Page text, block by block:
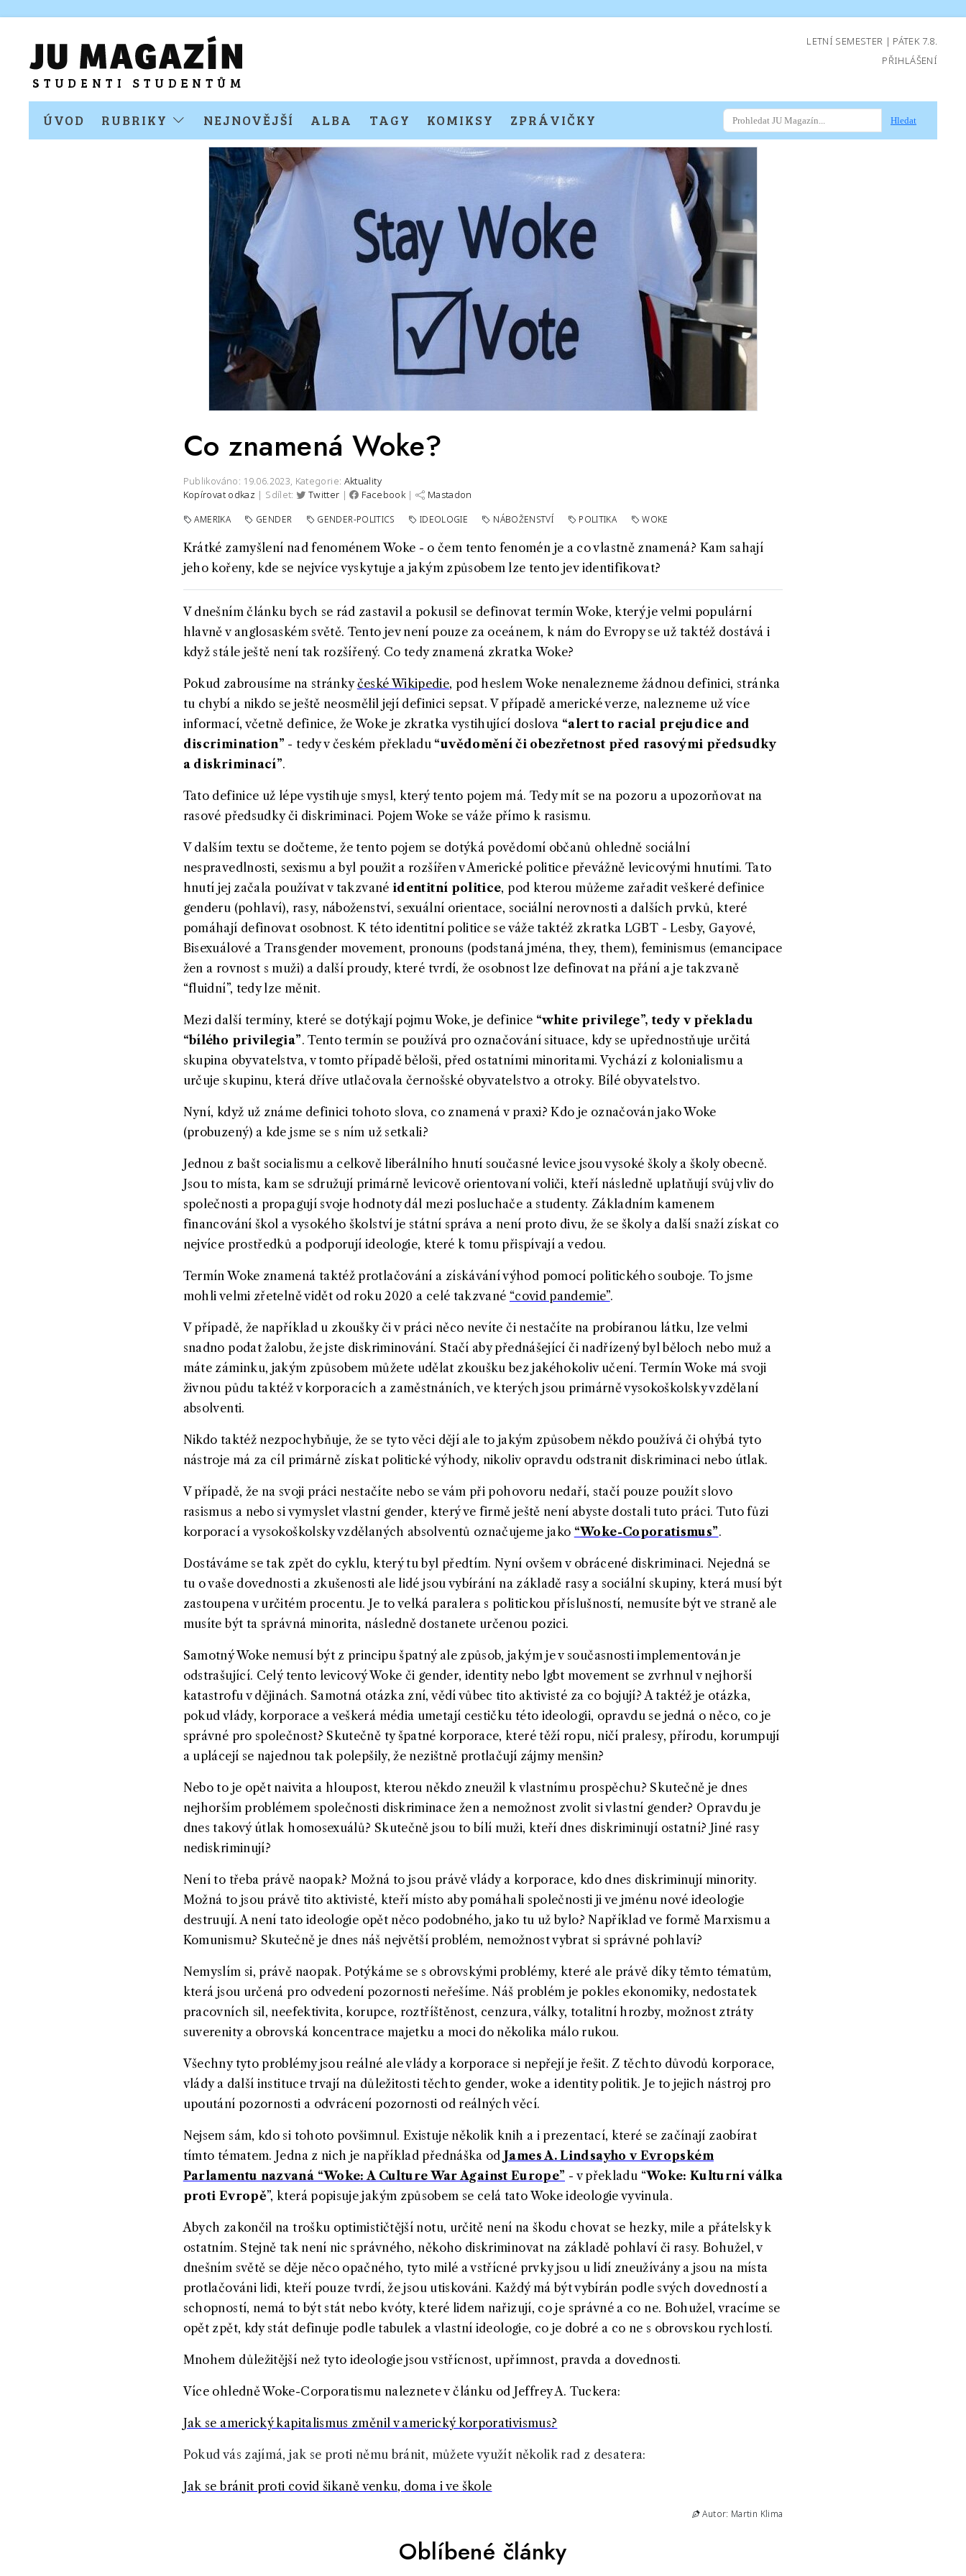
LETNÍ SEMESTER | PÁTEK 7.8.
PŘIHLÁŠENÍ
ÚVOD RUBRIKY NEJNOVĚJŠÍ ALBA TAGY KOMIKSY ZPRÁVIČKY Hledat
Co znamená Woke?
Publikováno: 19.06.2023, Kategorie: Aktuality
Kopírovat odkaz | Sdílet: Twitter | Facebook | Mastadon
AMERIKA GENDER GENDER-POLITICS IDEOLOGIE NÁBOŽENSTVÍ POLITIKA WOKE
Krátké zamyšlení nad fenoménem Woke - o čem tento fenomén je a co vlastně znamená? Kam sahají
jeho kořeny, kde se nejvíce vyskytuje a jakým způsobem lze tento jev identifikovat?
V dnešním článku bych se rád zastavil a pokusil se definovat termín Woke, který je velmi populární
hlavně v anglosaském světě. Tento jev není pouze za oceánem, k nám do Evropy se už taktéž dostává i
když stále ještě není tak rozšířený. Co tedy znamená zkratka Woke?
Pokud zabrousíme na stránkyčeské Wikipedie, pod heslem Woke nenalezneme žádnou definici, stránka
tu chybí a nikdo se ještě neosmělil její definici sepsat. V případě americké verze, nalezneme už více
informací, včetně definice, že Woke je zkratka vystihující doslova “alert to racial prejudice and
discrimination” - tedy v českém překladu “uvědomění či obezřetnost před rasovými předsudky
a diskriminací”.
Tato definice už lépe vystihuje smysl, který tento pojem má. Tedy mít se na pozoru a upozorňovat na
rasové předsudky či diskriminaci. Pojem Woke se váže přímo k rasismu.
V dalším textu se dočteme, že tento pojem se dotýká povědomí občanů ohledně sociální
nespravedlnosti, sexismu a byl použit a rozšířen v Americké politice převážně levicovými hnutími. Tato
hnutí jej začala používat v takzvané identitní politice, pod kterou můžeme zařadit veškeré definice
genderu (pohlaví), rasy, náboženství, sexuální orientace, sociální nerovnosti a dalších prvků, které
pomáhají definovat osobnost. K této identitní politice se váže taktéž zkratka LGBT - Lesby, Gayové,
Bisexuálové a Transgender movement, pronouns (podstaná jména, they, them), feminismus (emancipace
žen a rovnost s muži) a další proudy, které tvrdí, že osobnost lze definovat na přání a je takzvaně
“fluidní”, tedy lze měnit.
Mezi další termíny, které se dotýkají pojmu Woke, je definice “white privilege”, tedy v překladu
“bílého privilegia”. Tento termín se používá pro označování situace, kdy se upřednostňuje určitá
skupina obyvatelstva, v tomto případě běloši, před ostatními minoritami. Vychází z kolonialismu a
určuje skupinu, která dříve utlačovala černošské obyvatelstvo a otroky. Bílé obyvatelstvo.
Nyní, když už známe definici tohoto slova, co znamená v praxi? Kdo je označován jako Woke
(probuzený) a kde jsme se s ním už setkali?
Jednou z bašt socialismu a celkově liberálního hnutí současné levice jsou vysoké školy a školy obecně.
Jsou to místa, kam se sdružují primárně levicově orientovaní voliči, kteří následně uplatňují svůj vliv do
společnosti a propagují svoje hodnoty dál mezi posluchače a studenty. Základním kamenem
financování škol a vysokého školství je státní správa a není proto divu, že se školy a další snaží získat co
nejvíce prostředků a podporují ideologie, které k tomu přispívají a vedou.
Termín Woke znamená taktéž protlačování a získávání výhod pomocí politického souboje. To jsme
mohli velmi zřetelně vidět od roku 2020 a celé takzvané “covid pandemie”.
V případě, že například u zkoušky či v práci něco nevíte či nestačíte na probíranou látku, lze velmi
snadno podat žalobu, že jste diskriminování. Stačí aby přednášející či nadřízený byl běloch nebo muž a
máte záminku, jakým způsobem můžete udělat zkoušku bez jakéhokoliv učení. Termín Woke má svoji
živnou půdu taktéž v korporacích a zaměstnáních, ve kterých jsou primárně vysokoškolsky vzdělaní
absolventi.
Nikdo taktéž nezpochybňuje, že se tyto věci dějí ale to jakým způsobem někdo používá či ohýbá tyto
nástroje má za cíl primárně získat politické výhody, nikoliv opravdu odstranit diskriminaci nebo útlak.
V případě, že na svoji práci nestačíte nebo se vám při pohovoru nedaří, stačí pouze použít slovo
rasismus a nebo si vymyslet vlastní gender, který ve firmě ještě není abyste dostali tuto práci. Tuto fůzi
korporací a vysokoškolsky vzdělaných absolventů označujeme jako “Woke-Coporatismus”.
Dostáváme se tak zpět do cyklu, který tu byl předtím. Nyní ovšem v obrácené diskriminaci. Nejedná se
tu o vaše dovednosti a zkušenosti ale lidé jsou vybírání na základě rasy a sociální skupiny, která musí být
zastoupena v určitém procentu. Je to velká paralera s politickou příslušností, nemusíte být ve straně ale
musíte být ta správná minorita, následně dostanete určenou pozici.
Samotný Woke nemusí být z principu špatný ale způsob, jakým je v současnosti implementován je
odstrašující. Celý tento levicový Woke či gender, identity nebo lgbt movement se zvrhnul v nejhorší
katastrofu v dějinách. Samotná otázka zní, vědí vůbec tito aktivisté za co bojují? A taktéž je otázka,
pokud vlády, korporace a veškerá média umetají cestičku této ideologii, opravdu se jedná o něco, co je
správné pro společnost? Skutečně ty špatné korporace, které těží ropu, ničí pralesy, přírodu, korumpují
a uplácejí se najednou tak polepšily, že nezištně protlačují zájmy menšin?
Nebo to je opět naivita a hloupost, kterou někdo zneužil k vlastnímu prospěchu? Skutečně je dnes
nejhorším problémem společnosti diskriminace žen a nemožnost zvolit si vlastní gender? Opravdu je
dnes takový útlak homosexuálů? Skutečně jsou to bílí muži, kteří dnes diskriminují ostatní? Jiné rasy
nediskriminují?
Není to třeba právě naopak? Možná to jsou právě vlády a korporace, kdo dnes diskriminují minority.
Možná to jsou právě tito aktivisté, kteří místo aby pomáhali společnosti ji ve jménu nové ideologie
destruují. A není tato ideologie opět něco podobného, jako tu už bylo? Například ve formě Marxismu a
Komunismu? Skutečně je dnes náš největší problém, nemožnost vybrat si správné pohlaví?
Nemyslím si, právě naopak. Potýkáme se s obrovskými problémy, které ale právě díky těmto tématům,
která jsou určená pro odvedení pozornosti neřešíme. Náš problém je pokles ekonomiky, nedostatek
pracovních sil, neefektivita, korupce, roztříštěnost, cenzura, války, totalitní hrozby, možnost ztráty
suverenity a obrovská koncentrace majetku a moci do několika málo rukou.
Všechny tyto problémy jsou reálné ale vlády a korporace si nepřejí je řešit. Z těchto důvodů korporace,
vlády a další instituce trvají na důležitosti těchto gender, woke a identity politik. Je to jejich nástroj pro
upoutání pozornosti a odvrácení pozornosti od reálných věcí.
Nejsem sám, kdo si tohoto povšimnul. Existuje několik knih a i prezentací, které se začínají zaobírat
tímto tématem. Jedna z nich je například přednáška odJames A. Lindsayho v Evropském
Parlamentu nazvaná “Woke: A Culture War Against Europe” - v překladu “Woke: Kulturní válka
proti Evropě”, která popisuje jakým způsobem se celá tato Woke ideologie vyvinula.
Abych zakončil na trošku optimističtější notu, určitě není na škodu chovat se hezky, mile a přátelsky k
ostatním. Stejně tak není nic správného, někoho diskriminovat na základě pohlaví či rasy. Bohužel, v
dnešním světě se děje něco opačného, tyto milé a vstřícné prvky jsou u lidí zneužívány a jsou na místa
protlačováni lidi, kteří pouze tvrdí, že jsou utiskováni. Každý má být vybírán podle svých dovedností a
schopností, nemá to být stát nebo kvóty, které lidem nařizují, co je správné a co ne. Bohužel, vracíme se
opět zpět, kdy stát definuje podle tabulek a vlastní ideologie, co je dobré a co ne s obrovskou rychlostí.
Mnohem důležitější než tyto ideologie jsou vstřícnost, upřímnost, pravda a dovednosti.
Více ohledně Woke-Corporatismu naleznete v článku od Jeffrey A. Tuckera:
Jak se americký kapitalismus změnil v americký korporativismus?
Pokud vás zajímá, jak se proti němu bránit, můžete využít několik rad z desatera:
Jak se bránit proti covid šikaně venku, doma i ve škole
Autor: Martin Klima
Oblíbené články